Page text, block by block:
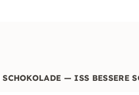
— ISS BESSERE